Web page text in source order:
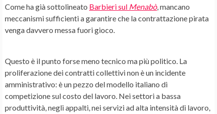
Come ha già sottolineato Barbieri sul Menabò, mancano
meccanismi sufficienti a garantire che la contrattazione pirata
venga davvero messa fuori gioco.
Questo è il punto forse meno tecnico ma più politico. La
proliferazione dei contratti collettivi non è un incidente
amministrativo: è un pezzo del modello italiano di
competizione sul costo del lavoro. Nei settori a bassa
produttività, negli appalti, nei servizi ad alta intensità di lavoro,